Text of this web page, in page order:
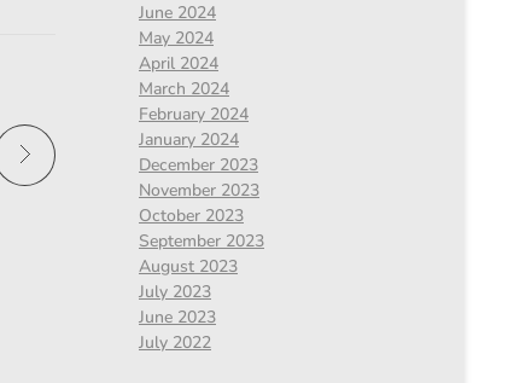
June 2024
May 2024
April 2024
March 2024
February 2024
January 2024
December 2023
November 2023
October 2023
September 2023
August 2023
July 2023
June 2023
July 2022